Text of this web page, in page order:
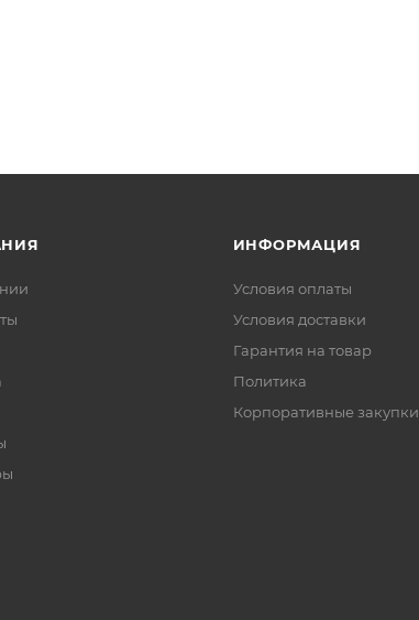
ИНФОРМАЦИЯ
Условия оплаты
Условия доставки
Гарантия на товар
Политика
Корпоративные закупки